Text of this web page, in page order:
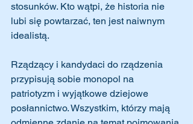
stosunków. Kto wątpi, że historia nie
lubi się powtarzać, ten jest naiwnym
idealistą.
Rządzący i kandydaci do rządzenia
przypisują sobie monopol na
patriotyzm i wyjątkowe dziejowe
posłannictwo. Wszystkim, którzy mają